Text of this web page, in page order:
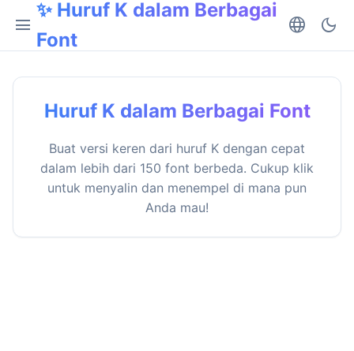
menu
✨ Huruf K dalam Berbagai
Font
language dark_mode
Huruf K dalam Berbagai Font
Buat versi keren dari huruf K dengan cepat
dalam lebih dari 150 font berbeda. Cukup klik
untuk menyalin dan menempel di mana pun
Anda mau!